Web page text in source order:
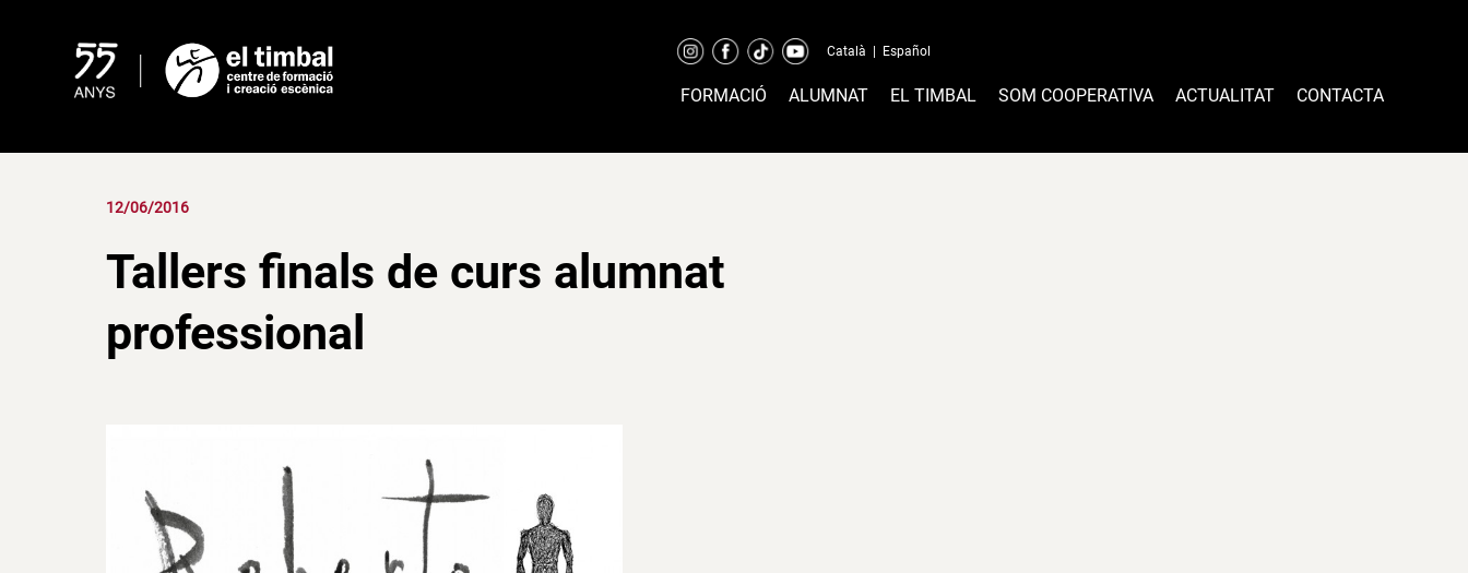
Català Español
FORMACIÓ ALUMNAT EL TIMBAL SOM COOPERATIVA ACTUALITAT CONTACTA
12/06/2016
Tallers finals de curs alumnat
professional